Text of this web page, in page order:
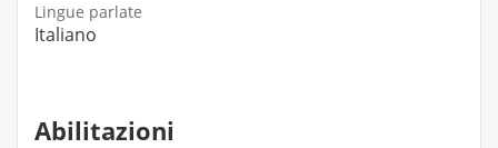
Lingue parlate
Italiano
Abilitazioni